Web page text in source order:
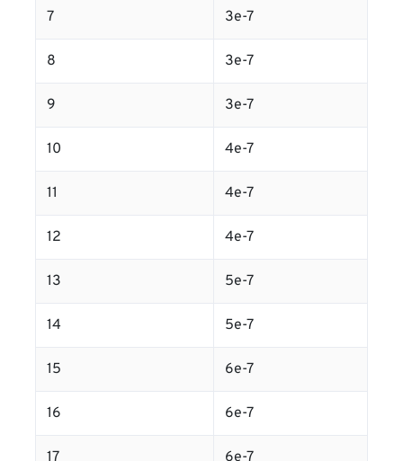
7 3e-7
8 3e-7
9 3e-7
10 4e-7
11 4e-7
12 4e-7
13 5e-7
14 5e-7
15 6e-7
16 6e-7
17 6e-7